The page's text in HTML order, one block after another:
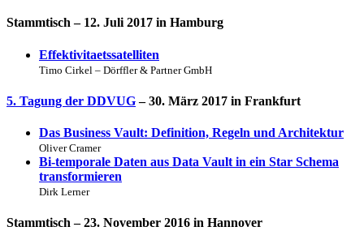
Stammtisch – 12. Juli 2017 in Hamburg
Effektivitaetssatelliten
Timo Cirkel – Dörffler & Partner GmbH
5. Tagung der DDVUG– 30. März 2017 in Frankfurt
Das Business Vault: Definition, Regeln und Architektur
Oliver Cramer
Bi-temporale Daten aus Data Vault in ein Star Schema
transformieren
Dirk Lerner
Stammtisch – 23. November 2016 in Hannover